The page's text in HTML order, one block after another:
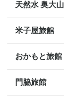
天然水 奥大山
米子屋旅館
おかもと旅館
門脇旅館